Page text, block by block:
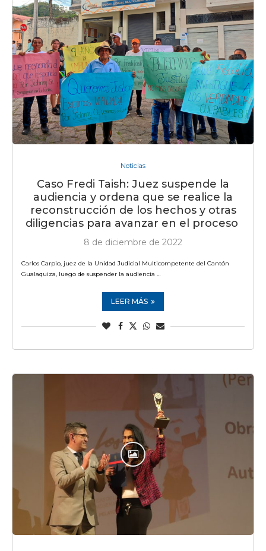
Noticias
Caso Fredi Taish: Juez suspende la
audiencia y ordena que se realice la
reconstrucción de los hechos y otras
diligencias para avanzar en el proceso
8 de diciembre de 2022
Carlos Carpio, juez de la Unidad Judicial Multicompetente del Cantón
Gualaquiza, luego de suspender la audiencia …
LEER MÁS